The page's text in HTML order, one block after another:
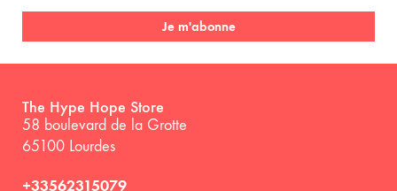
Je m'abonne
The Hype Hope Store
58 boulevard de la Grotte
65100 Lourdes
+33562315079